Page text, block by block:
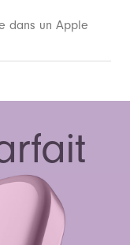
dans un Apple